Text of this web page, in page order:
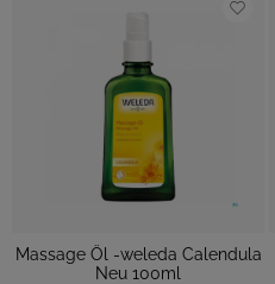
Massage Öl -weleda Calendula
Neu 100ml